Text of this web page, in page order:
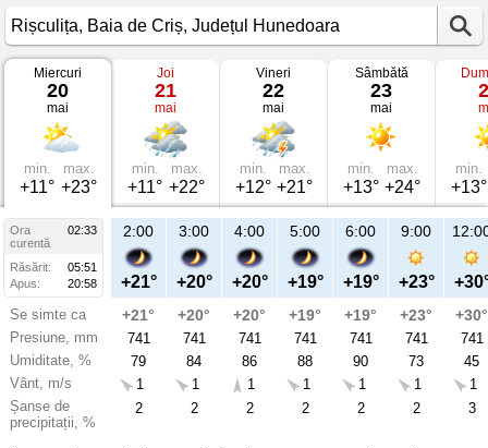
Vremea
Rișculița
mai
2026
Baia
de
Județul
Hunedoara
Miercuri
20
mai
min.
+11°
max.
+23°
Joi
21
mai
min.
+11°
max.
+22°
Vineri
22
mai
min.
+12°
max.
+21°
Sâmbătă
23
mai
min.
+13°
max.
+24°
min.
+13°
Ora
02:33
curentă
Răsărit:
05:51
Apus:
20:58
Se simte ca
Presiune, mm
Umiditate, %
Vânt, m/s
Șanse de
precipitații, %
2:00
+21°
+21°
741
79
1
2
3:00
+20°
+20°
741
84
1
2
4:00
+20°
+20°
741
86
1
2
5:00
+19°
+19°
741
88
1
2
6:00
+19°
+19°
741
90
1
2
9:00
+23°
+23°
741
73
1
2
+30°
741
45
1
3